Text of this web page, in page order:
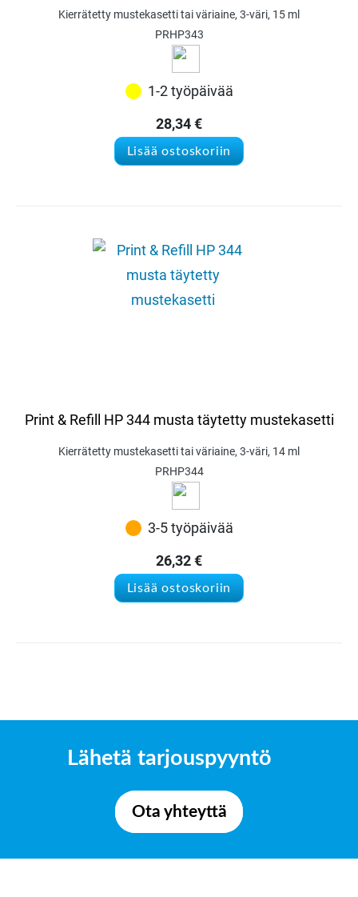
Kierrätetty mustekasetti tai väriaine, 3-väri, 15 ml
PRHP343
1-2 työpäivää
28,34€
Lisää ostoskoriin
Print & Refill HP 344 musta täytetty mustekasetti
Kierrätetty mustekasetti tai väriaine, 3-väri, 14 ml
PRHP344
3-5 työpäivää
26,32€
Lisää ostoskoriin
Lähetä tarjouspyyntö
Ota yhteyttä